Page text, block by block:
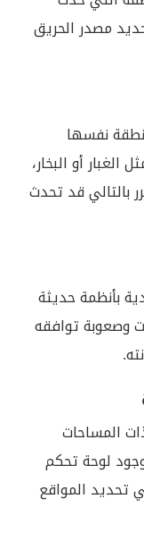
مصدر الحريق
نفسها
أو البخار،
بالتالي قد تحدث
بأنظمة حديثة
وصعوبة توافقه
المساحات
لوحة تحكم
تحديد المواقع